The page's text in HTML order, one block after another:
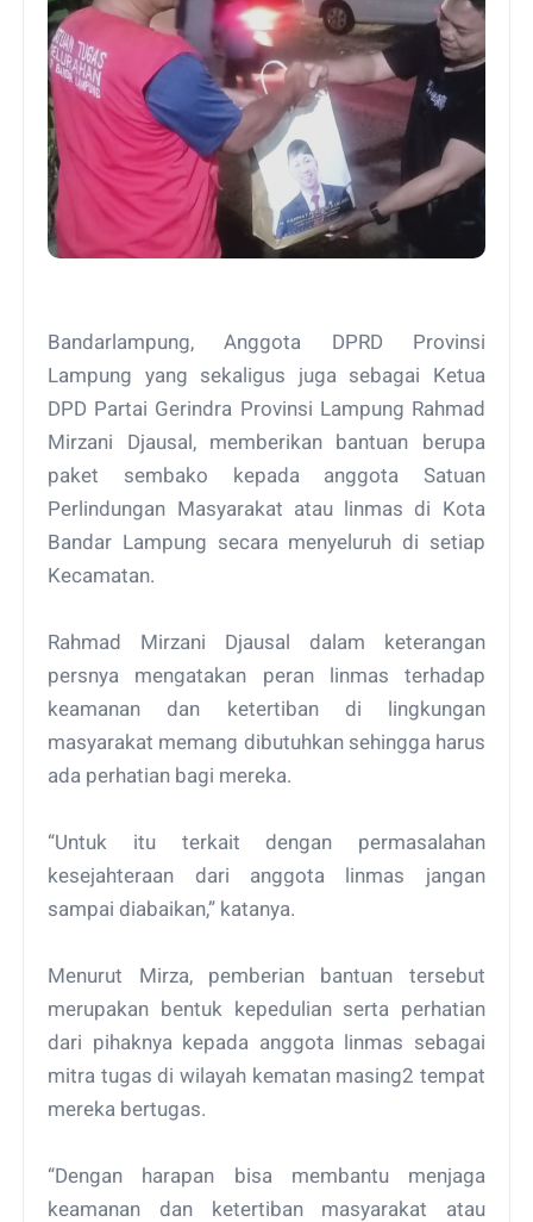
Bandarlampung, Anggota DPRD Provinsi
Lampung yang sekaligus juga sebagai Ketua
DPD Partai Gerindra Provinsi Lampung Rahmad
Mirzani Djausal, memberikan bantuan berupa
paket sembako kepada anggota Satuan
Perlindungan Masyarakat atau linmas di Kota
Bandar Lampung secara menyeluruh di setiap
Kecamatan.
Rahmad Mirzani Djausal dalam keterangan
persnya mengatakan peran linmas terhadap
keamanan dan ketertiban di lingkungan
masyarakat memang dibutuhkan sehingga harus
ada perhatian bagi mereka.
“Untuk itu terkait dengan permasalahan
kesejahteraan dari anggota linmas jangan
sampai diabaikan,” katanya.
Menurut Mirza, pemberian bantuan tersebut
merupakan bentuk kepedulian serta perhatian
dari pihaknya kepada anggota linmas sebagai
mitra tugas di wilayah kematan masing2 tempat
mereka bertugas.
“Dengan harapan bisa membantu menjaga
keamanan dan ketertiban masyarakat atau